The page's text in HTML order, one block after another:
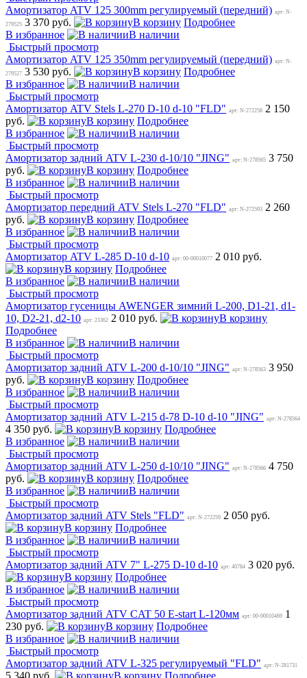
Амортизатор ATV 125 300mm регулируемый (передний) арт: N-
279525 3 370 руб. В корзину Подробнее
В избранное
В наличии
Быстрый просмотр
Амортизатор ATV 125 350mm регулируемый (передний) арт: N-
279527 3 530 руб. В корзину Подробнее
В избранное
В наличии
Быстрый просмотр
Амортизатор ATV Stels L-270 D-10 d-10 "FLD" арт: N-272258 2 150
руб.
В корзину Подробнее
В избранное
В наличии
Быстрый просмотр
Амортизатор задний ATV L-230 d-10/10 "JING" арт: N-278565 3 750
руб.
В корзину Подробнее
В избранное
В наличии
Быстрый просмотр
Амортизатор передний ATV Stels L-270 "FLD" арт: N-272593 2 260
руб.
В корзину Подробнее
В избранное
В наличии
Быстрый просмотр
Амортизатор ATV L-285 D-10 d-10 арт: 00-00010077 2 010 руб.
В корзину Подробнее
В избранное
В наличии
Быстрый просмотр
Амортизатор гусеницы AWENGER зимний L-200, D1-21, d1-
10, D2-21, d2-10 арт: 23362 2 010 руб.
В корзину
Подробнее
В избранное
В наличии
Быстрый просмотр
Амортизатор задний ATV L-200 d-10/10 "JING" арт: N-278563 3 950
руб.
В корзину Подробнее
В избранное
В наличии
Быстрый просмотр
Амортизатор задний ATV L-215 d-78 D-10 d-10 "JING" арт: N-278564
4 350 руб. В корзину Подробнее
В избранное
В наличии
Быстрый просмотр
Амортизатор задний ATV L-250 d-10/10 "JING" арт: N-278566 4 750
руб.
В корзину Подробнее
В избранное
В наличии
Быстрый просмотр
Амортизатор задний ATV Stels "FLD" арт: N-272259 2 050 руб.
В корзину Подробнее
В избранное
В наличии
Быстрый просмотр
Амортизатор задний ATV 7" L-275 D-10 d-10 арт: 40784 3 020 руб.
В корзину Подробнее
В избранное
В наличии
Быстрый просмотр
Амортизатор задний ATV CAT 50 E-start L-120мм арт: 00-00010469 1
230 руб.
В корзину Подробнее
В избранное
В наличии
Быстрый просмотр
Амортизатор задний ATV L-325 регулируемый "FLD" арт: N-281731
5 340 руб. В корзину Подробнее